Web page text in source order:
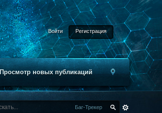
Войти Регистрация
Просмотр новых публикаций
Баг-Трекер